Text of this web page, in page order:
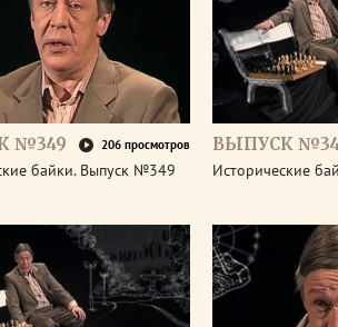
№349 206 просмотров
байки. Выпуск №349
ВЫПУСК
Исторические